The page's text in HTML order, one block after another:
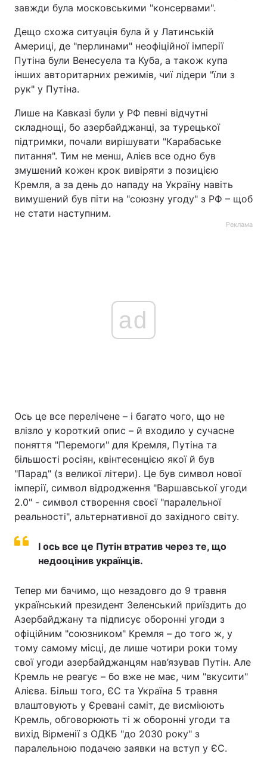
завжди була московськими "консервами".
Дещо схожа ситуація була й у Латинській
Америці, де "перлинами" неофіційної імперії
Путіна були Венесуела та Куба, а також купа
інших авторитарних режимів, чиї лідери "їли з
рук" у Путіна.
Лише на Кавказі були у РФ певні відчутні
складнощі, бо азербайджанці, за турецької
підтримки, почали вирішувати "Карабаське
питання". Тим не менш, Алієв все одно був
змушений кожен крок вивіряти з позицією
Кремля, а за день до нападу на Україну навіть
вимушений був піти на "союзну угоду" з РФ – щоб
не стати наступним.
Реклама
ad
Ось це все перелічене – і багато чого, що не
влізло у короткий опис – й входило у сучасне
поняття "Перемоги" для Кремля, Путіна та
більшості росіян, квінтесенцією якої й був
"Парад" (з великої літери). Це був символ нової
імперії, символ відродження "Варшавської угоди
2.0" - символ створення своєї "паралельної
реальності", альтернативної до західного світу.
І ось все це Путін втратив через те, що
недооцінив українців.
Тепер ми бачимо, що незадовго до 9 травня
український президент Зеленський приїздить до
Азербайджану та підписує оборонні угоди з
офіційним "союзником" Кремля – до того ж, у
тому самому місці, де лише чотири роки тому
свої угоди азербайджанцям нав’язував Путін. Але
Кремль не реагує – бо вже не має, чим "вкусити"
Алієва. Більш того, ЄС та Україна 5 травня
влаштовують у Єревані саміт, де висміюють
Кремль, обговорюють ті ж оборонні угоди та
вихід Вірменії з ОДКБ "до 2030 року" з
паралельною подачею заявки на вступ у ЄС.